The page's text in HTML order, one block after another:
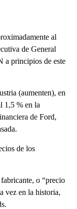
al
de General
a principios de este
(aumenten), en
1,5 % en la
de Ford,
de los
o “precio
vez en la historia,